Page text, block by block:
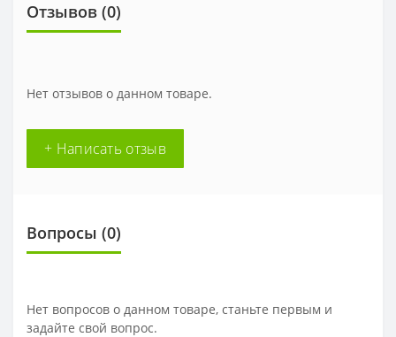
Отзывов (0)
Нет отзывов о данном товаре.
+ Написать отзыв
Вопросы (0)
Нет вопросов о данном товаре, станьте первым и
задайте свой вопрос.